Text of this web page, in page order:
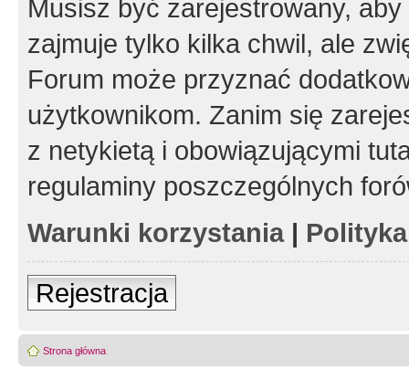
Musisz być zarejestrowany,
zajmuje tylko kilka chwil, ale
Forum może przyznać
użytkownikom. Zanim się
z netykietą i obowiązującymi
regulaminy poszczególnych
Warunki korzystania|
Rejestracja
Strona główna